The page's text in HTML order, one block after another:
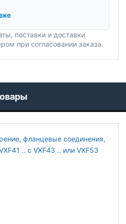
поставки и доставки
при согласовании заказа.